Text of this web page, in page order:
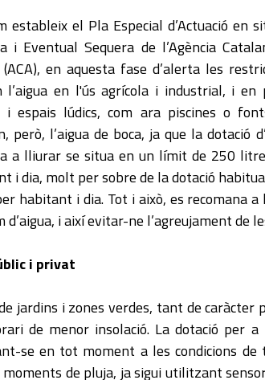
estableix el Pla Especial d’Actuació en
i Eventual Sequera de l’Agència
(ACA), en aquesta fase d’alerta les
l’aigua en l'ús agrícola i industrial, i en
i espais lúdics, com ara piscines o
però, l’aigua de boca, ja que la dotació
a lliurar se situa en un límit de 250
i dia, molt per sobre de la dotació
habitant i dia. Tot i això, es recomana
d’aigua, i així evitar-ne l’agreujament de
i privat
jardins i zones verdes, tant de
de menor insolació. La dotació per
se en tot moment a les condicions
de pluja, ja sigui utilitzant